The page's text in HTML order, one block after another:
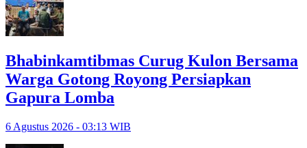
Bhabinkamtibmas Curug Kulon Bersama
Warga Gotong Royong Persiapkan
Gapura Lomba
6 Agustus 2026 - 03:13 WIB